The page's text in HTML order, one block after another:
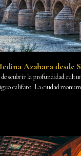
Azahara desde
la profundidad
califato. La ciudad